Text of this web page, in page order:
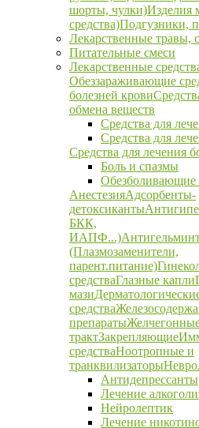
шорты, чулки)Изделия
средства)Подгузники,
Лекарственные травы,
Питательные смеси
Лекарственные
Обеззараживающие
болезней крови
обмена веществ
Средства для
Средства для
Средства для лечения
Боль и спазмы
Обезболивающие
АнестезияАдсорбенты-
детоксиканты
БКК,
ИАПФ...)
(Плазмозаменители,
парент.питание)
средстваГлазные капли
мази
средства
препараты
трактЗакрепляющие
средстваНоотропные и
транквилизаторы
Антидепрессанты
Лечение
Нейролептик
Лечение